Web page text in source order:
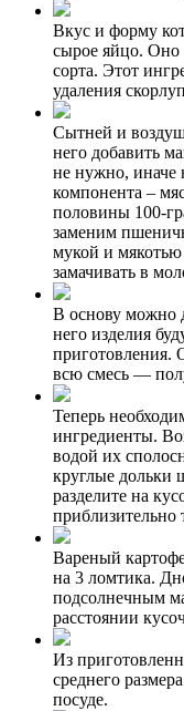
Вкус и форму
сырое яйцо. Оно
сорта. Этот
удаления
Сытней и
него добавить
не нужно, иначе
компонента –
половины 100-
заменим
мукой и
замачивать в
В основу можно
него изделия
приготовления.
всю смесь —
Теперь
ингредиенты.
водой их
круглые
разделите на
Вареный
на 3 ломтика.
подсолнечным
расстоянии
Из
среднего
посуде.